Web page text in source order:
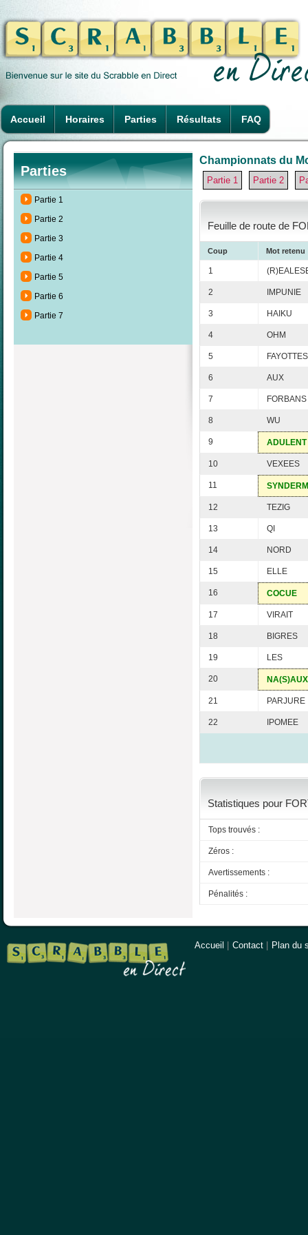
Accueil Horaires Parties Résultats FAQ
Parties
Partie 1
Partie 2
Partie 3
Partie 4
Partie 5
Partie 6
Partie 7
Championnats du
Partie 1 Partie 2
Feuille de route de
Coup Mot retenu
1
2 IMPUNIE
3 HAIKU
4 OHM
5 FAYOTTES
6 AUX
7 FORBANS
8 WU
9 ADULENT
10 VEXEES
11
12 TEZIG
13 QI
14 NORD
15 ELLE
16 COCUE
17 VIRAIT
18 BIGRES
19 LES
20 NA(S)AUX
21 PARJURE
22 IPOMEE
Statistiques pour
Tops trouvés :
Zéros :
Avertissements :
Pénalités :
Accueil Contact Plan du